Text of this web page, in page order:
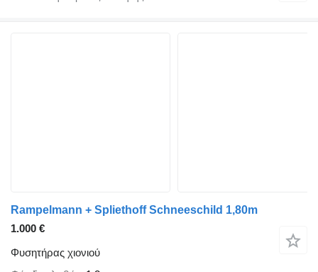
Rampelmann + Spliethoff Schneeschild 1,80m
1.000 €
Φυσητήρας χιονιού